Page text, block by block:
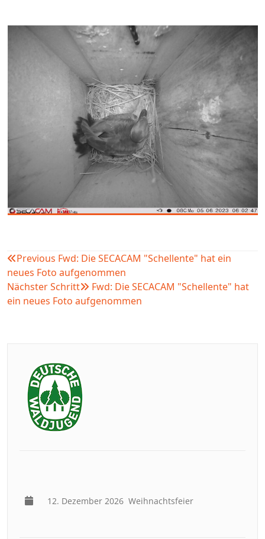
Beitragsnavigation
Previous Fwd: Die SECACAM "Schellente" hat ein
neues Foto aufgenommen
Nächster Schritt
Fwd: Die SECACAM "Schellente" hat
ein neues Foto aufgenommen
12. Dezember 2026 Weihnachtsfeier